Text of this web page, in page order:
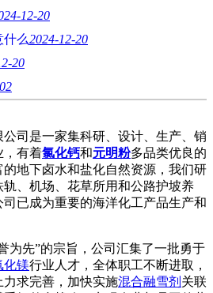
12-20
什么2024-12-20
20
是一家集科研、设计、生产、销
，有着氯化钙和元明粉多品类优良的
地下卤水和盐化自然资源，我们研
轨、机场、花草所用和公路护坡养
已成为重要的海洋化工产品生产和
先”的宗旨，公司汇集了一批勇于
化镁行业人才，全体职工不断进取，
求完善，加快实施混合融雪剂 关联